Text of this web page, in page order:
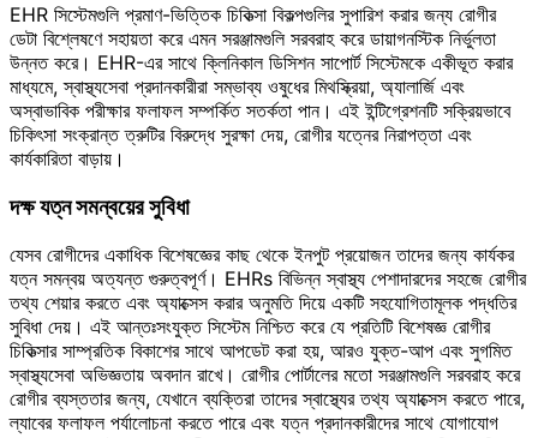
EHR সিস্টেমগুলি প্রমাণ-ভিত্তিক চিকিত্সা বিকল্পগুলির সুপারিশ করার জন্য রোগীর
ডেটা বিশ্লেষণে সহায়তা করে এমন সরঞ্জামগুলি সরবরাহ করে ডায়াগনস্টিক নির্ভুলতা
উন্নত করে। EHR-এর সাথে ক্লিনিকাল ডিসিশন সাপোর্ট সিস্টেমকে একীভূত করার
মাধ্যমে, স্বাস্থ্যসেবা প্রদানকারীরা সম্ভাব্য ওষুধের মিথস্ক্রিয়া, অ্যালার্জি এবং
অস্বাভাবিক পরীক্ষার ফলাফল সম্পর্কিত সতর্কতা পান। এই ইন্টিগ্রেশনটি সক্রিয়ভাবে
চিকিৎসা সংক্রান্ত ত্রুটির বিরুদ্ধে সুরক্ষা দেয়, রোগীর যত্নের নিরাপত্তা এবং
কার্যকারিতা বাড়ায়।
দক্ষ যত্ন সমন্বয়ের সুবিধা
যেসব রোগীদের একাধিক বিশেষজ্ঞের কাছ থেকে ইনপুট প্রয়োজন তাদের জন্য কার্যকর
যত্ন সমন্বয় অত্যন্ত গুরুত্বপূর্ণ। EHRs বিভিন্ন স্বাস্থ্য পেশাদারদের সহজে রোগীর
তথ্য শেয়ার করতে এবং অ্যাক্সেস করার অনুমতি দিয়ে একটি সহযোগিতামূলক পদ্ধতির
সুবিধা দেয়। এই আন্তঃসংযুক্ত সিস্টেম নিশ্চিত করে যে প্রতিটি বিশেষজ্ঞ রোগীর
চিকিত্সার সাম্প্রতিক বিকাশের সাথে আপডেট করা হয়, আরও যুক্ত-আপ এবং সুগমিত
স্বাস্থ্যসেবা অভিজ্ঞতায় অবদান রাখে। রোগীর পোর্টালের মতো সরঞ্জামগুলি সরবরাহ করে
রোগীর ব্যস্ততার জন্য, যেখানে ব্যক্তিরা তাদের স্বাস্থ্যের তথ্য অ্যাক্সেস করতে পারে,
ল্যাবের ফলাফল পর্যালোচনা করতে পারে এবং যত্ন প্রদানকারীদের সাথে যোগাযোগ